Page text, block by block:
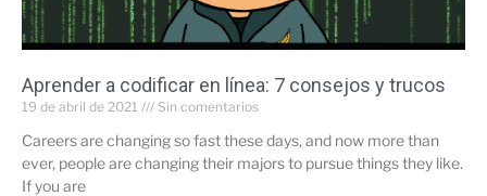
Aprender a codificar en línea: 7 consejos y trucos
19 de abril de 2021 Sin comentarios
Careers are changing so fast these days, and now more than
ever, people are changing their majors to pursue things they like.
If you are